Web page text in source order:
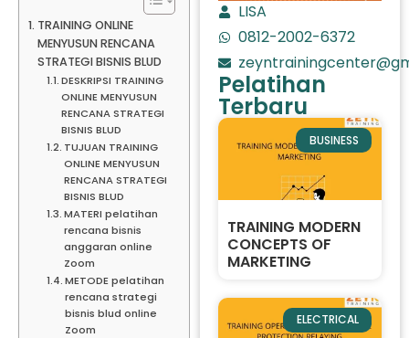
TRAINING ONLINE
MENYUSUN RENCANA
STRATEGI BISNIS BLUD
DESKRIPSI TRAINING
ONLINE MENYUSUN
RENCANA STRATEGI
BISNIS BLUD
TUJUAN TRAINING
ONLINE MENYUSUN
RENCANA STRATEGI
BISNIS BLUD
MATERI pelatihan
rencana bisnis
anggaran online
Zoom
METODE pelatihan
rencana strategi
bisnis blud online
Zoom
LISA
0812-2002-6372
Pelatihan
Terbaru
BUSINESS
TRAINING MODERN
CONCEPTS OF
MARKETING
ELECTRICAL